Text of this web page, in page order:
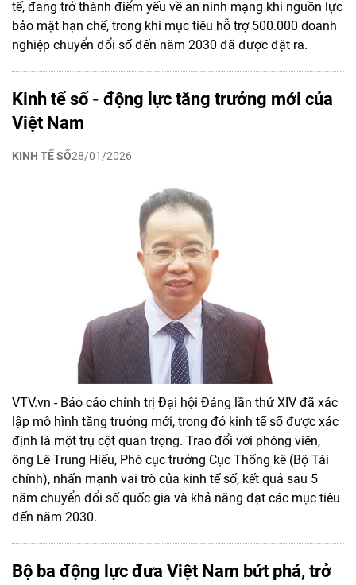
tế, đang trở thành điểm yếu về an ninh mạng khi nguồn lực
bảo mật hạn chế, trong khi mục tiêu hỗ trợ 500.000 doanh
nghiệp chuyển đổi số đến năm 2030 đã được đặt ra.
Kinh tế số - động lực tăng trưởng mới của
Việt Nam
KINH TẾ SỐ28/01/2026
VTV.vn - Báo cáo chính trị Đại hội Đảng lần thứ XIV đã xác
lập mô hình tăng trưởng mới, trong đó kinh tế số được xác
định là một trụ cột quan trọng. Trao đổi với phóng viên,
ông Lê Trung Hiếu, Phó cục trưởng Cục Thống kê (Bộ Tài
chính), nhấn mạnh vai trò của kinh tế số, kết quả sau 5
năm chuyển đổi số quốc gia và khả năng đạt các mục tiêu
đến năm 2030.
Bộ ba động lực đưa Việt Nam bứt phá, trở